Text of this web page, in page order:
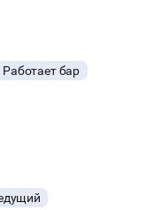
Работает бар